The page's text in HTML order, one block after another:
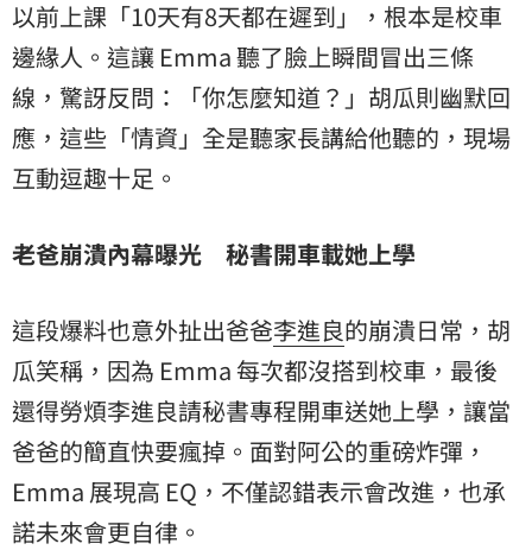
以前上課「10天有8天都在遲到」，根本是校車
邊緣人。這讓 Emma 聽了臉上瞬間冒出三條
線，驚訝反問：「你怎麼知道？」胡瓜則幽默回
應，這些「情資」全是聽家長講給他聽的，現場
互動逗趣十足。
老爸崩潰內幕曝光 秘書開車載她上學
這段爆料也意外扯出爸爸李進良的崩潰日常，胡
瓜笑稱，因為 Emma 每次都沒搭到校車，最後
還得勞煩李進良請秘書專程開車送她上學，讓當
爸爸的簡直快要瘋掉。面對阿公的重磅炸彈，
Emma 展現高 EQ，不僅認錯表示會改進，也承
諾未來會更自律。